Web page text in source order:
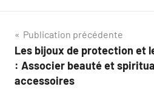
Navigation
de
l’article
Publication précédente
Les bijoux de protection et
: Associer beauté et
accessoires